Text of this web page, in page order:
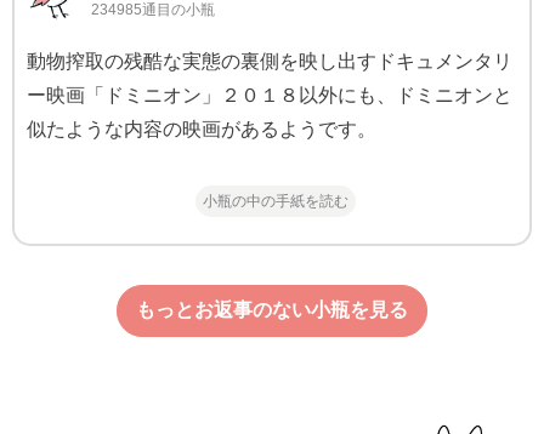
234985通目の小瓶
動物搾取の残酷な実態の裏側を映し出すドキュメンタリ
ー映画「ドミニオン」２０１８以外にも、ドミニオンと
似たような内容の映画があるようです。
小瓶の中の手紙を読む
もっとお返事のない小瓶を見る